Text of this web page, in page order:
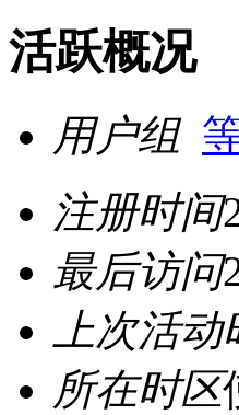
活跃概况
用户组
注册时间
最后访问
上次活
所在时区